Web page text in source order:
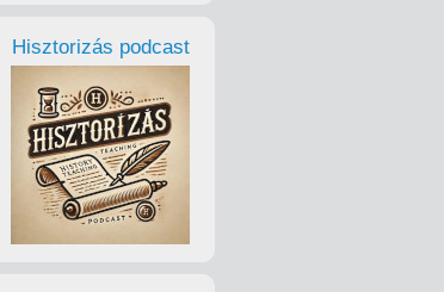
Hisztorizás podcast